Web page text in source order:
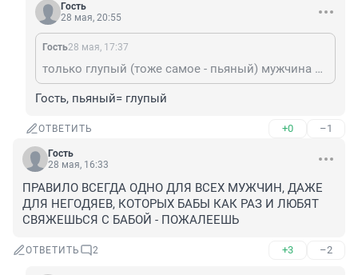
Гость
28 мая, 20:55
Гость28 мая, 17:37
только глупый (тоже самое - пьяный) мужчина откровенничает с бабой
Гость, пьяный= глупый
ОТВЕТИТЬ +0 –1
Гость
28 мая, 16:33
ПРАВИЛО ВСЕГДА ОДНО ДЛЯ ВСЕХ МУЖЧИН, ДАЖЕ
ДЛЯ НЕГОДЯЕВ, КОТОРЫХ БАБЫ КАК РАЗ И ЛЮБЯТ
СВЯЖЕШЬСЯ С БАБОЙ - ПОЖАЛЕЕШЬ
ОТВЕТИТЬ 2 +3 –2